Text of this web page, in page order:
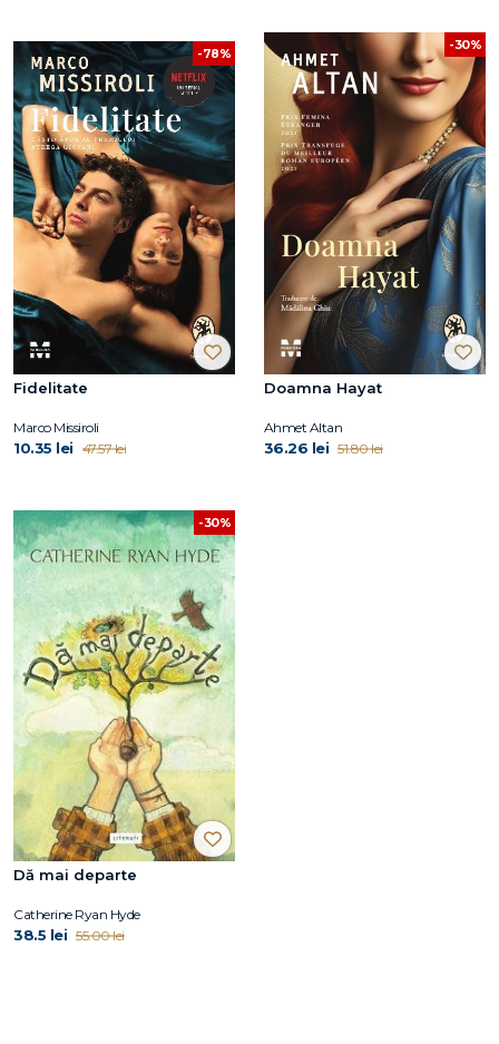
-78%
Fidelitate
Marco Missiroli
10.35 lei 47.57 lei
-30%
Doamna Hayat
Ahmet Altan
36.26 lei 51.80 lei
-30%
Dă mai departe
Catherine Ryan Hyde
38.5 lei 55.00 lei